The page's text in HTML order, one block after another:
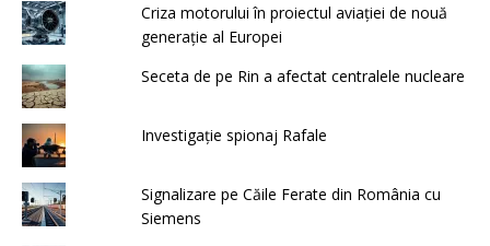
Criza motorului în proiectul aviației de nouă
generație al Europei
Seceta de pe Rin a afectat centralele nucleare
Investigație spionaj Rafale
Signalizare pe Căile Ferate din România cu
Siemens